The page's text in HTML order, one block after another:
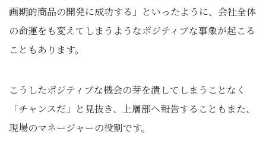
画期的商品の開発に成功する」といったように、会社全体
の命運をも変えてしまうようなポジティブな事象が起こる
こともあります。
こうしたポジティブな機会の芽を潰してしまうことなく
「チャンスだ」と見抜き、上層部へ報告することもまた、
現場のマネージャーの役割です。